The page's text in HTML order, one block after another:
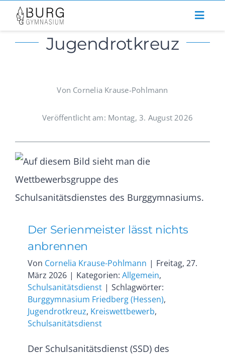
Zum
Inhalt
springen
Jugendrotkreuz
Von Cornelia Krause-Pohlmann
Veröffentlicht am: Montag, 3. August 2026
Der Serienmeister lässt nichts
anbrennen
Von Cornelia Krause-Pohlmann | Freitag, 27.
März 2026 | Kategorien: Allgemein,
Schulsanitätsdienst | Schlagwörter:
Burggymnasium Friedberg (Hessen),
Jugendrotkreuz, Kreiswettbewerb,
Schulsanitätsdienst
Der Schulsanitätsdienst (SSD) des